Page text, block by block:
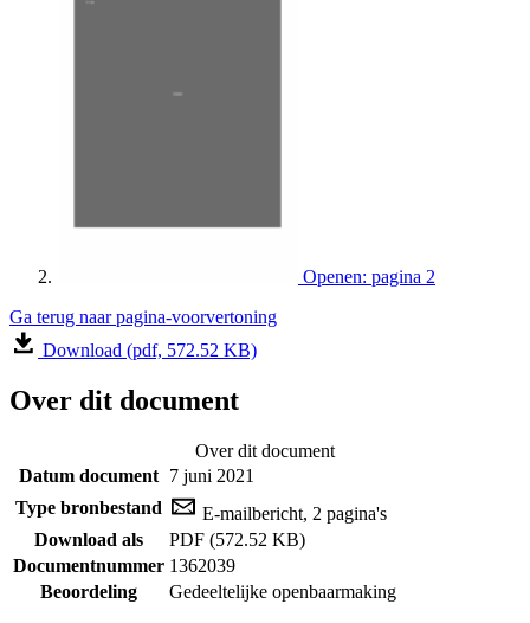
Openen: pagina 2
Ga terug naar pagina-voorvertoning
Download (pdf, 572.52 KB)
Over dit document
Over dit document
Datum document 7 juni 2021
Type bronbestand
E-mailbericht, 2 pagina's
Download als
PDF (572.52 KB)
Documentnummer 1362039
Beoordeling
Gedeeltelijke openbaarmaking